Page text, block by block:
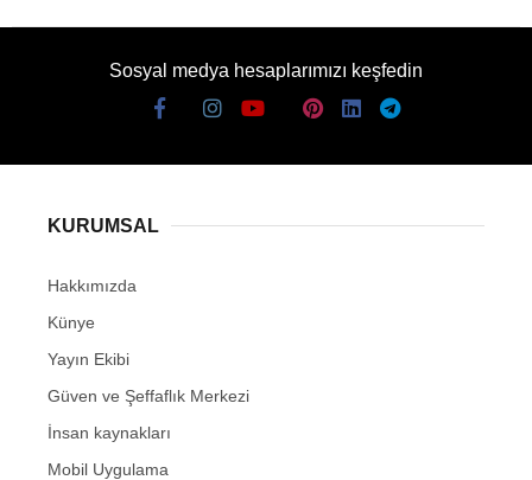
Sosyal medya hesaplarımızı keşfedin
KURUMSAL
Hakkımızda
Künye
Yayın Ekibi
Güven ve Şeffaflık Merkezi
İnsan kaynakları
Mobil Uygulama